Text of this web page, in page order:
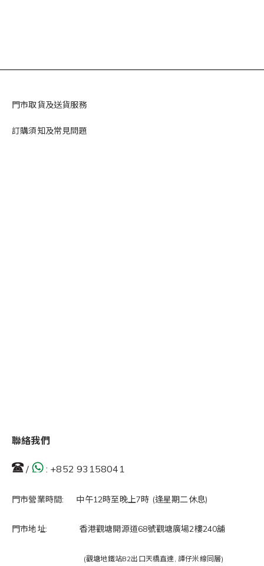
門市取貨及送貨服務
訂購須知及常見問題
聯絡我們
/ : +852 93158041
門市營業時間: 中午12時至晚上7時 (逢星期二休息)
門市地址: 香港觀塘開源道68號觀塘廣場2樓240舖
(觀塘地鐵站B2出口天橋直達, 譚仔米線同層)